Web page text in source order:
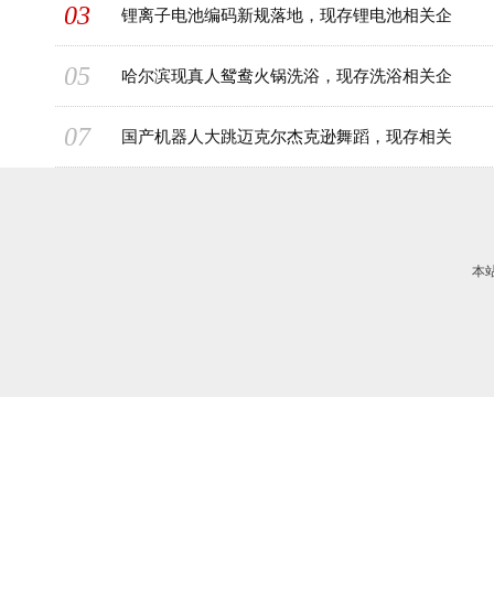
03 锂离子电池编码新规落地，现存锂电池相关企
05 哈尔滨现真人鸳鸯火锅洗浴，现存洗浴相关企
07 国产机器人大跳迈克尔杰克逊舞蹈，现存相关
本